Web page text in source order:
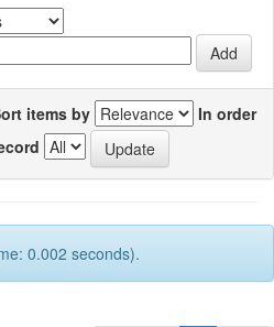
items by
In order
0.002 seconds).